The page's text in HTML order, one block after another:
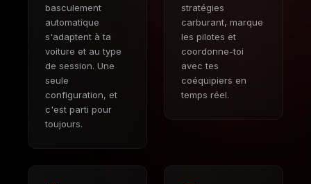
basculement
automatique
s'adaptent à ta
voiture et au type
de session. Une
seule
configuration, et
c'est parti pour
toujours.
stratégies
carburant, marque
les pilotes et
coordonne-toi
avec tes
coéquipiers en
temps réel.